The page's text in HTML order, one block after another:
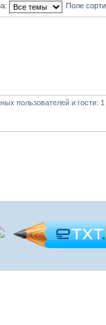
Поле
пользователей и гости: 1